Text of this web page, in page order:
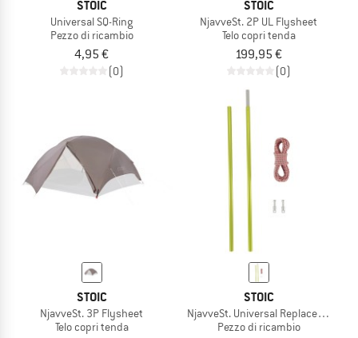
STOIC
Universal SQ-Ring
Pezzo di ricambio
4,95 €
(0)
STOIC
NjavveSt. 2P UL Flysheet
Telo copri tenda
199,95 €
(0)
STOIC
NjavveSt. 3P Flysheet
Telo copri tenda
STOIC
NjavveSt. Universal Replacement
Pezzo di ricambio